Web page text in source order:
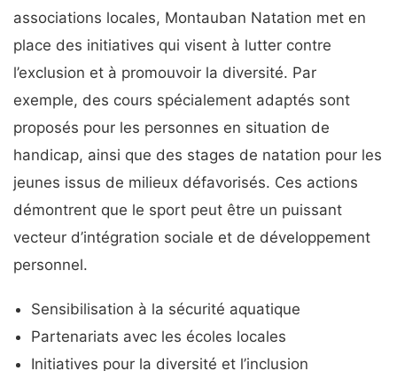
associations locales, Montauban Natation met en
place des initiatives qui visent à lutter contre
l’exclusion et à promouvoir la diversité. Par
exemple, des cours spécialement adaptés sont
proposés pour les personnes en situation de
handicap, ainsi que des stages de natation pour les
jeunes issus de milieux défavorisés. Ces actions
démontrent que le sport peut être un puissant
vecteur d’intégration sociale et de développement
personnel.
Sensibilisation à la sécurité aquatique
Partenariats avec les écoles locales
Initiatives pour la diversité et l’inclusion